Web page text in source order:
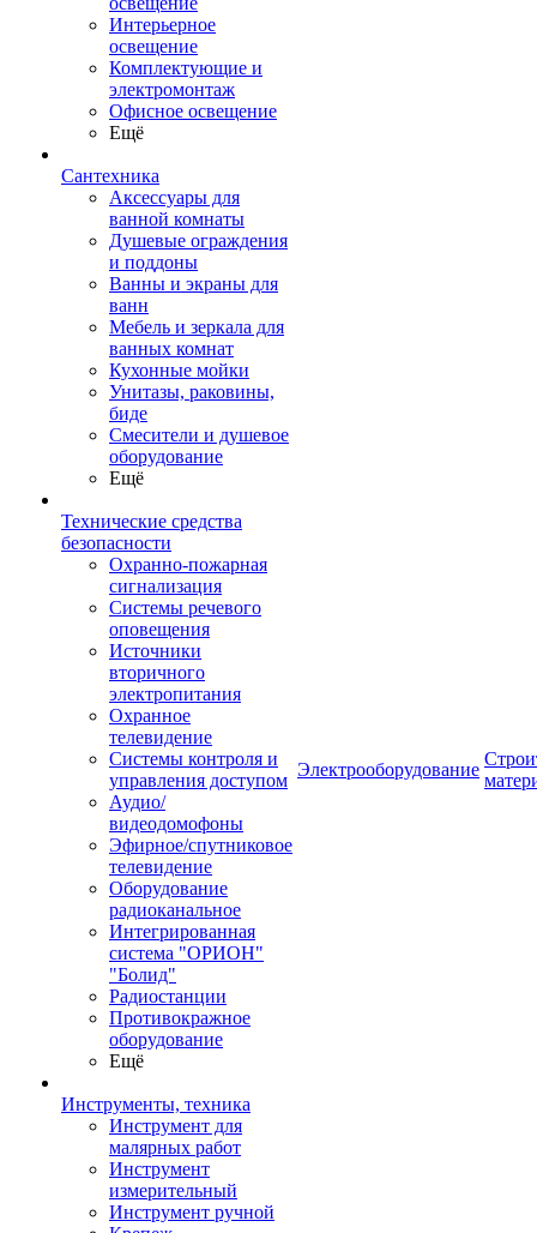
Интерьерное
освещение
Комплектующие и
электромонтаж
Офисное освещение
Ещё
Сантехника
Аксессуары для
ванной комнаты
Душевые ограждения
и поддоны
Ванны и экраны для
ванн
Мебель и зеркала для
ванных комнат
Кухонные мойки
Унитазы, раковины,
биде
Смесители и душевое
оборудование
Ещё
Технические средства
безопасности
Охранно-пожарная
сигнализация
Системы речевого
оповещения
Источники
вторичного
электропитания
Охранное
телевидение
Системы контроля и
управления доступом
Аудио/
видеодомофоны
Эфирное/спутниковое
телевидение
Оборудование
радиоканальное
Интегрированная
система "ОРИОН"
"Болид"
Радиостанции
Противокражное
оборудование
Ещё
Инструменты, техника
Инструмент для
малярных работ
Инструмент
измерительный
Инструмент ручной
Электрооборудование